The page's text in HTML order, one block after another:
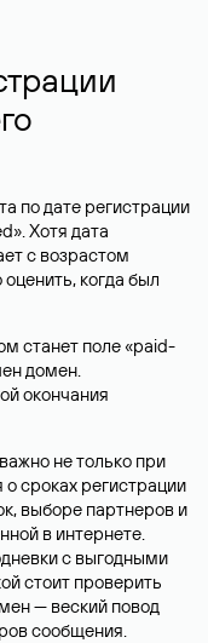
по дате регистрации
Хотя дата
с возрастом
когда был
станет поле «paid-
домен.
окончания
не только при
сроках регистрации
выборе партнеров и
в интернете.
с выгодными
стоит проверить
— веский повод
сообщения.